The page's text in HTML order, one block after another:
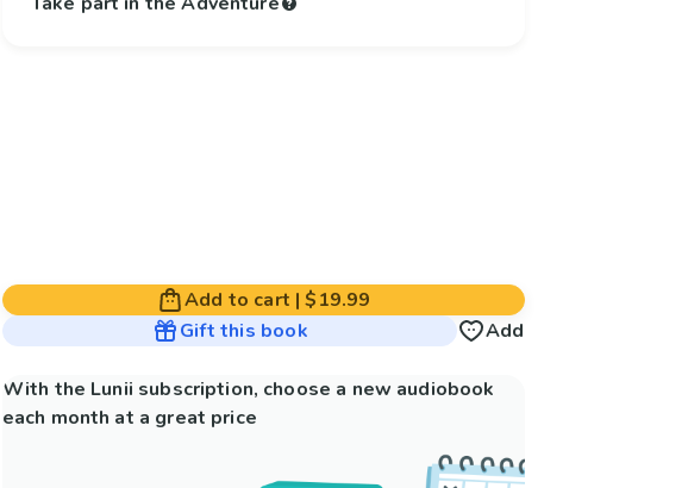
Add to cart |$19.99
Gift this book
Add
With the Lunii subscription, choose a new audiobook
each month at a great price